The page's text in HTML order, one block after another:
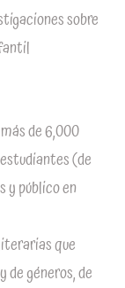
sobre
de 6,000
(de
y público en
que
de géneros, de